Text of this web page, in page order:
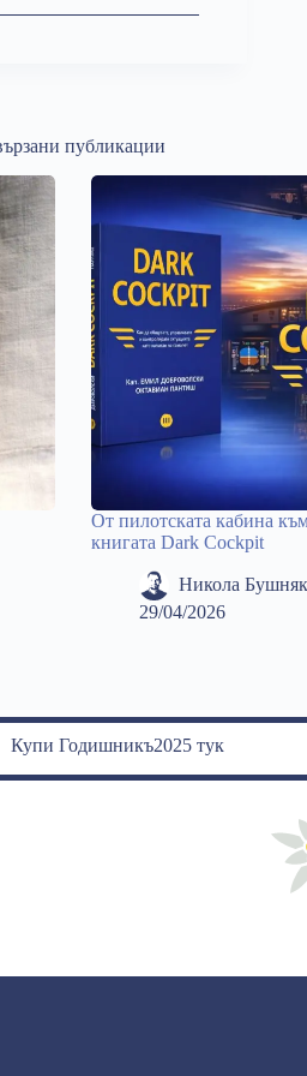
публикации
От пилотската кабина
книгата Dark Cockpit
Никола
29/04/2026
Купи Годишникъ2025 тук